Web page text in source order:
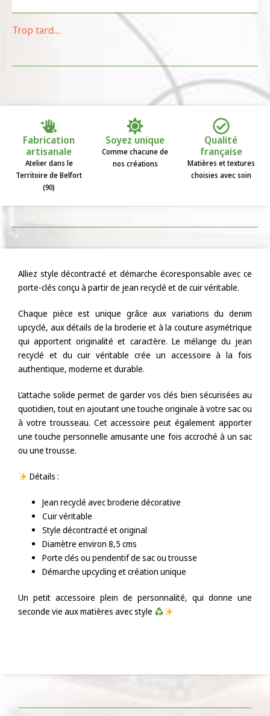
Trop tard....
Fabrication
artisanale
Atelier dans le
Territoire de Belfort
(90)
Soyez unique
Comme chacune de
nos créations
Qualité
française
Matières et textures
choisies avec soin
Alliez style décontracté et démarche écoresponsable avec ce
porte-clés conçu à partir de jean recyclé et de cuir véritable.
Chaque pièce est unique grâce aux variations du denim
upcyclé, aux détails de la broderie et à la couture asymétrique
qui apportent originalité et caractère. Le mélange du jean
recyclé et du cuir véritable crée un accessoire à la fois
authentique, moderne et durable.
L’attache solide permet de garder vos clés bien sécurisées au
quotidien, tout en ajoutant une touche originale à votre sac ou
à votre trousseau. Cet accessoire peut également apporter
une touche personnelle amusante une fois accroché à un sac
ou une trousse.
Détails :
Jean recyclé avec broderie décorative
Cuir véritable
Style décontracté et original
Diamètre environ 8,5 cms
Porte clés ou pendentif de sac ou trousse
Démarche upcycling et création unique
Un petit accessoire plein de personnalité, qui donne une
seconde vie aux matières avec style